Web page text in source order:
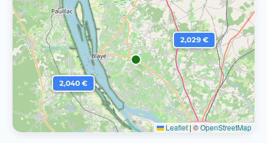
2,029 €
2,040 €
Leaflet | ©OpenStreetMap